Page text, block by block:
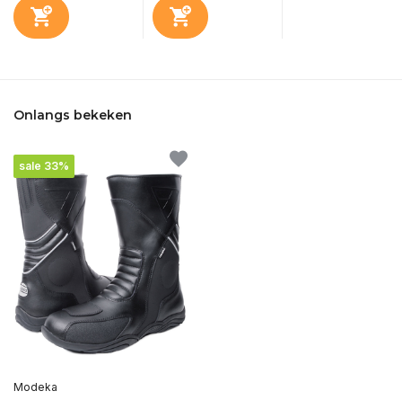
Onlangs bekeken
sale 33%
Modeka